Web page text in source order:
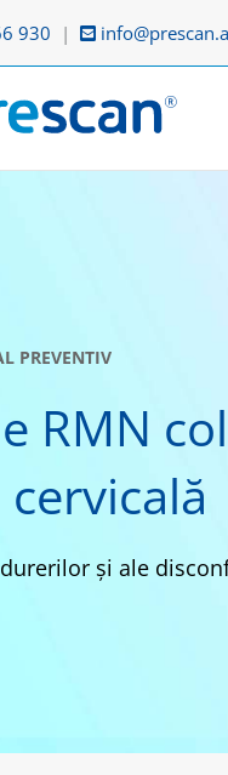
930 |
PREVENTIV
RMN
și ale